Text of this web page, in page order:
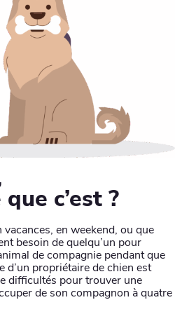
c’est ?
en weekend, ou que
besoin de quelqu’un pour
de compagnie pendant que
d’un propriétaire de chien est
difficultés pour trouver une
de son compagnon à quatre